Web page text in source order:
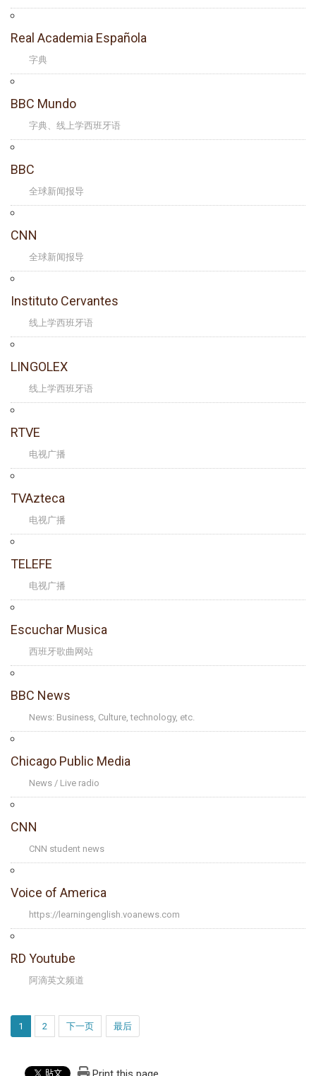
Real Academia Española
字典
BBC Mundo
字典、线上学西班牙语
BBC
全球新闻报导
CNN
全球新闻报导
Instituto Cervantes
线上学西班牙语
LINGOLEX
线上学西班牙语
RTVE
电视广播
TVAzteca
电视广播
TELEFE
电视广播
Escuchar Musica
西班牙歌曲网站
BBC News
News: Business, Culture, technology, etc.
Chicago Public Media
News / Live radio
CNN
CNN student news
Voice of America
https://learningenglish.voanews.com
RD Youtube
阿滴英文频道
1 2 下一页 最后